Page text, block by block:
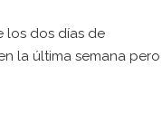
los dos días de
la última semana pero